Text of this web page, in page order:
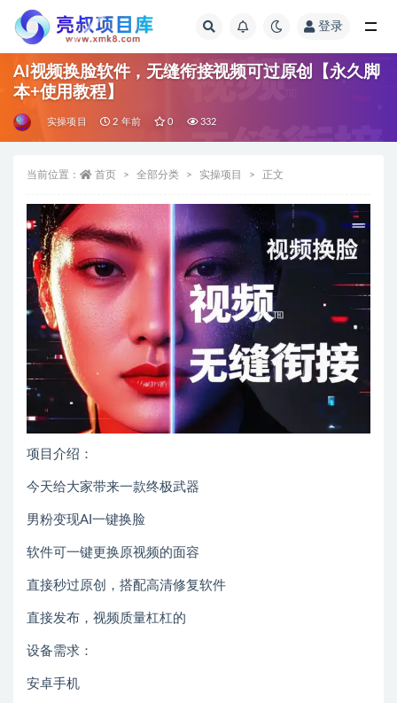
登录
AI视频换脸软件，无缝衔接视频可过原创【永久脚
本+使用教程】
实操项目 2 年前 0 332
当前位置： 首页 全部分类 实操项目 正文
项目介绍：
今天给大家带来一款终极武器
男粉变现AI一键换脸
软件可一键更换原视频的面容
直接秒过原创，搭配高清修复软件
直接发布，视频质量杠杠的
设备需求：
安卓手机